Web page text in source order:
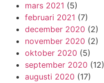
mars 2021 (5)
februari 2021 (7)
december 2020 (2)
november 2020 (2)
oktober 2020 (5)
september 2020 (12)
augusti 2020 (17)